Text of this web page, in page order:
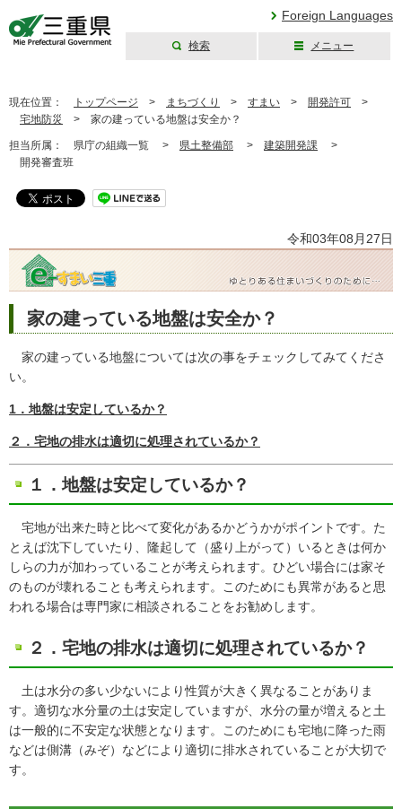
Foreign Languages
検索 メニュー
現在位置： トップページ > まちづくり > すまい > 開発許可 >
宅地防災
> 家の建っている地盤は安全か？
担当所属： 県庁の組織一覧 > 県土整備部 > 建築開発課 >
開発審査班
令和03年08月27日
家の建っている地盤は安全か？
家の建っている地盤については次の事をチェックしてみてくださ
い。
1．地盤は安定しているか？
２．宅地の排水は適切に処理されているか？
１．地盤は安定しているか？
宅地が出来た時と比べて変化があるかどうかがポイントです。た
とえば沈下していたり、隆起して（盛り上がって）いるときは何か
しらの力が加わっていることが考えられます。ひどい場合には家そ
のものが壊れることも考えられます。このためにも異常があると思
われる場合は専門家に相談されることをお勧めします。
２．宅地の排水は適切に処理されているか？
土は水分の多い少ないにより性質が大きく異なることがありま
す。適切な水分量の土は安定していますが、水分の量が増えると土
は一般的に不安定な状態となります。このためにも宅地に降った雨
などは側溝（みぞ）などにより適切に排水されていることが大切で
す。